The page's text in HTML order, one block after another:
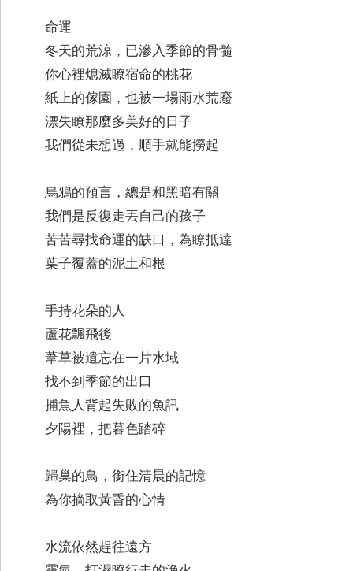
命運
冬天的荒涼，已滲入季節的骨髓
你心裡熄滅瞭宿命的桃花
紙上的傢園，也被一場雨水荒廢
漂失瞭那麼多美好的日子
我們從未想過，順手就能撈起
烏鴉的預言，總是和黑暗有關
我們是反復走丟自己的孩子
苦苦尋找命運的缺口，為瞭抵達
葉子覆蓋的泥土和根
手持花朵的人
蘆花飄飛後
葦草被遺忘在一片水域
找不到季節的出口
捕魚人背起失敗的魚訊
夕陽裡，把暮色踏碎
歸巢的鳥，銜住清晨的記憶
為你摘取黃昏的心情
水流依然趕往遠方